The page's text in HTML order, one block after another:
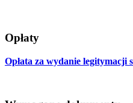
Opłaty
Opłata za wydanie legitymacji